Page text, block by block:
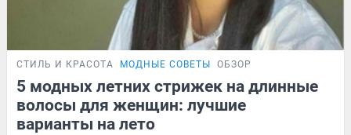
СТИЛЬ И КРАСОТА МОДНЫЕ СОВЕТЫ ОБЗОР
5 модных летних стрижек на длинные
волосы для женщин: лучшие
варианты на лето